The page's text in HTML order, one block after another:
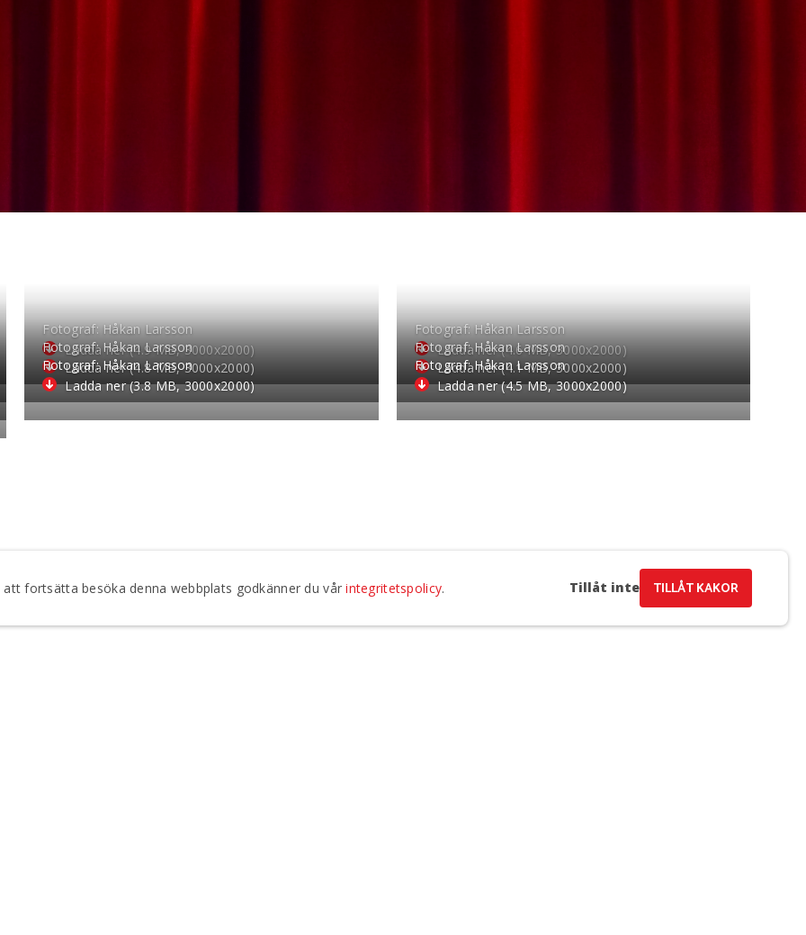
Fotograf: Håkan Larsson
Ladda ner (4.9 MB, 3000x2000)
Fotograf: Håkan Larsson
Ladda ner (4.6 MB, 3000x2000)
Fotograf: Håkan Larsson
Ladda ner (4.8 MB, 3000x2000)
Fotograf: Håkan Larsson
Ladda ner (4.1 MB, 3000x2000)
Fotograf: Håkan Larsson
Ladda ner (3.8 MB, 3000x2000)
Fotograf: Håkan Larsson
Ladda ner (4.5 MB, 3000x2000)
fortsätta besöka denna webbplats godkänner du vårintegritetspolicy. Tillåt inte TILLÅT KAKOR